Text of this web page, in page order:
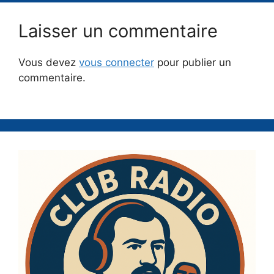
Laisser un commentaire
Vous devez vous connecter pour publier un
commentaire.